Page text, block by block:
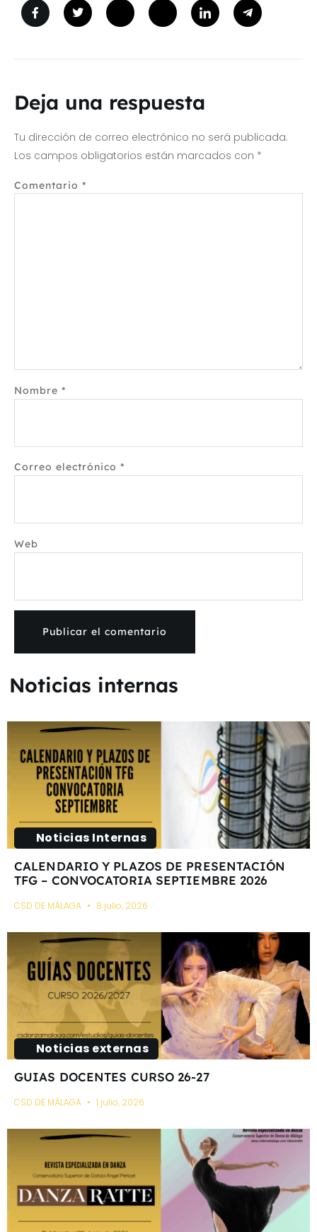
Deja una respuesta
Tu dirección de correo electrónico no será publicada.
Los campos obligatorios están marcados con *
Comentario *
Nombre *
Correo electrónico *
Web
Noticias internas
Noticias Internas
CALENDARIO Y PLAZOS DE PRESENTACIÓN
TFG – CONVOCATORIA SEPTIEMBRE 2026
CSD DE MÁLAGA 8 julio, 2026
Noticias externas
GUIAS DOCENTES CURSO 26-27
CSD DE MÁLAGA 1 julio, 2026